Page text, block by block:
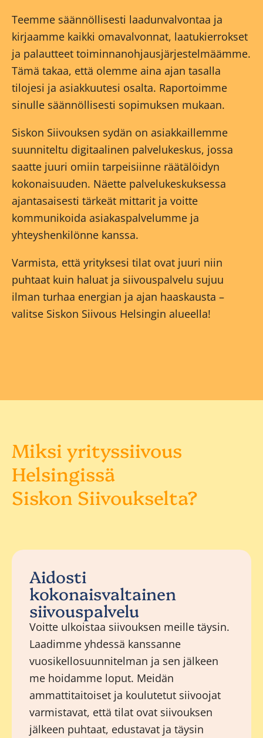
Teemme säännöllisesti laadunvalvontaa ja
kirjaamme kaikki omavalvonnat, laatukierrokset
ja palautteet toiminnanohjausjärjestelmäämme.
Tämä takaa, että olemme aina ajan tasalla
tilojesi ja asiakkuutesi osalta. Raportoimme
sinulle säännöllisesti sopimuksen mukaan.
Siskon Siivouksen sydän on asiakkaillemme
suunniteltu digitaalinen palvelukeskus, jossa
saatte juuri omiin tarpeisiinne räätälöidyn
kokonaisuuden. Näette palvelukeskuksessa
ajantasaisesti tärkeät mittarit ja voitte
kommunikoida asiakaspalvelumme ja
yhteyshenkilönne kanssa.
Varmista, että yrityksesi tilat ovat juuri niin
puhtaat kuin haluat ja siivouspalvelu sujuu
ilman turhaa energian ja ajan haaskausta –
valitse Siskon Siivous Helsingin alueella!
Miksi yrityssiivous
Helsingissä
Siskon Siivoukselta?
Aidosti
kokonaisvaltainen
siivouspalvelu
Voitte ulkoistaa siivouksen meille täysin.
Laadimme yhdessä kanssanne
vuosikellosuunnitelman ja sen jälkeen
me hoidamme loput. Meidän
ammattitaitoiset ja koulutetut siivoojat
varmistavat, että tilat ovat siivouksen
jälkeen puhtaat, edustavat ja täysin